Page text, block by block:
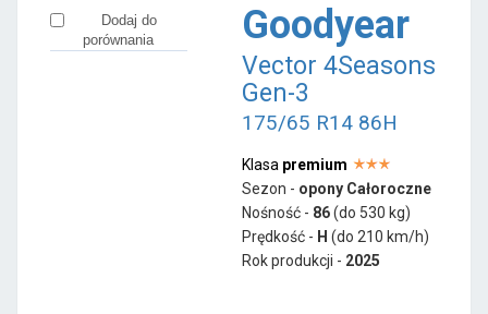
Dodaj do
porównania
Goodyear
Vector 4Seasons
Gen-3
175/65 R14 86H
Klasa premium
Sezon - opony Całoroczne
Nośność - 86(do 530 kg)
Prędkość - H (do 210 km/h)
Rok produkcji - 2025